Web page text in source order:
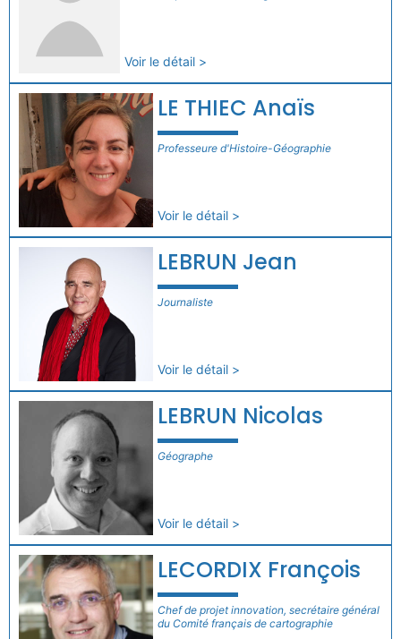
Voir le détail >
LE THIEC Anaïs
Professeure d'Histoire-Géographie
Voir le détail >
LEBRUN Jean
Journaliste
Voir le détail >
LEBRUN Nicolas
Géographe
Voir le détail >
LECORDIX François
Chef de projet innovation, secrétaire général
du Comité français de cartographie